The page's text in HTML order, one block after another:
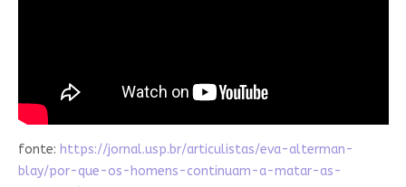
fonte: https://jornal.usp.br/articulistas/eva-alterman-
blay/por-que-os-homens-continuam-a-matar-as-